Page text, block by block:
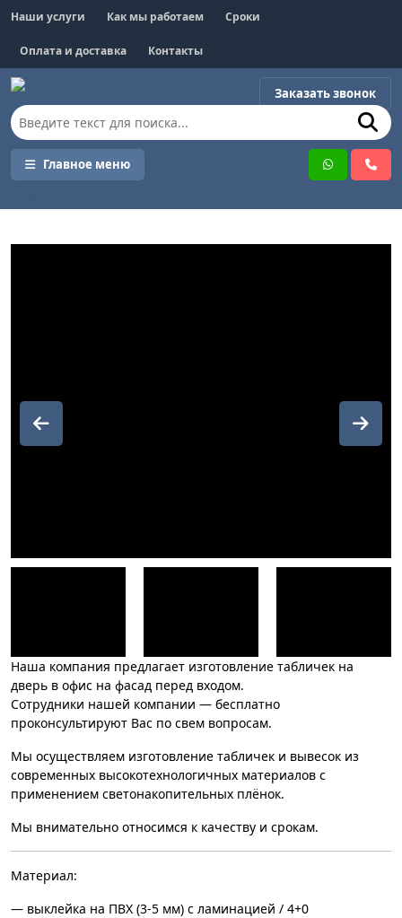
Наши услуги Как мы работаем Сроки
Оплата и доставка Контакты
Заказать звонок
Главное меню
Таблички и вывески
Таблички и вывески
Наша компания предлагает изготовление табличек на
дверь в офис на фасад перед входом.
Сотрудники нашей компании — бесплатно
проконсультируют Вас по свем вопросам.
Мы осуществляем изготовление табличек и вывесок из
современных высокотехнологичных материалов с
применением светонакопительных плёнок.
Мы внимательно относимся к качеству и срокам.
Материал:
— выклейка на ПВХ (3-5 мм) с ламинацией / 4+0